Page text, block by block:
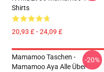
Shirts
20,93 £ - 24,09 £
Mamamoo Taschen -
Mamamoo Aya Alle Über
-20%